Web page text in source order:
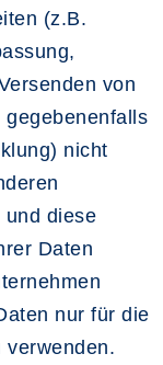
(z.B.
von
nicht
und diese
Daten
nur für die
verwenden.